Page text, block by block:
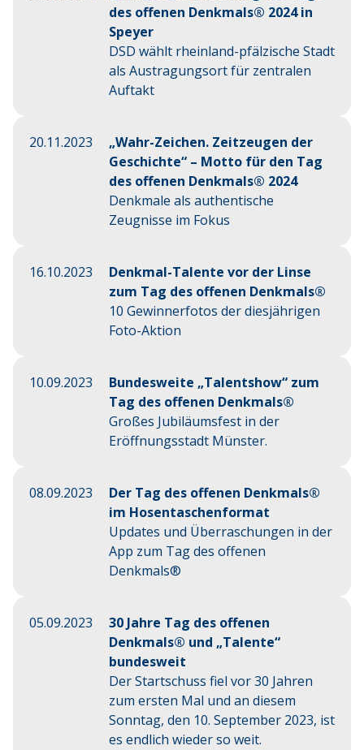
des offenen Denkmals® 2024 in
Speyer
DSD wählt rheinland-pfälzische Stadt
als Austragungsort für zentralen
Auftakt
20.11.2023
„Wahr-Zeichen. Zeitzeugen der
Geschichte“ – Motto für den Tag
des offenen Denkmals® 2024
Denkmale als authentische
Zeugnisse im Fokus
16.10.2023
Denkmal-Talente vor der Linse
zum Tag des offenen Denkmals®
10 Gewinnerfotos der diesjährigen
Foto-Aktion
10.09.2023
Bundesweite „Talentshow“ zum
Tag des offenen Denkmals®
Großes Jubiläumsfest in der
Eröffnungsstadt Münster.
08.09.2023
Der Tag des offenen Denkmals®
im Hosentaschenformat
Updates und Überraschungen in der
App zum Tag des offenen
Denkmals®
05.09.2023
30 Jahre Tag des offenen
Denkmals® und „Talente“
bundesweit
Der Startschuss fiel vor 30 Jahren
zum ersten Mal und an diesem
Sonntag, den 10. September 2023, ist
es endlich wieder so weit.